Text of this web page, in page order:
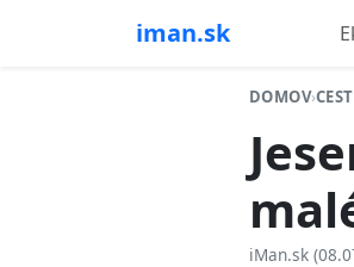
iman.sk
DOMOV›
iMan.sk